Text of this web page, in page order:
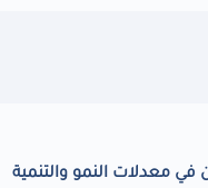
معدلات النمو والتنمية